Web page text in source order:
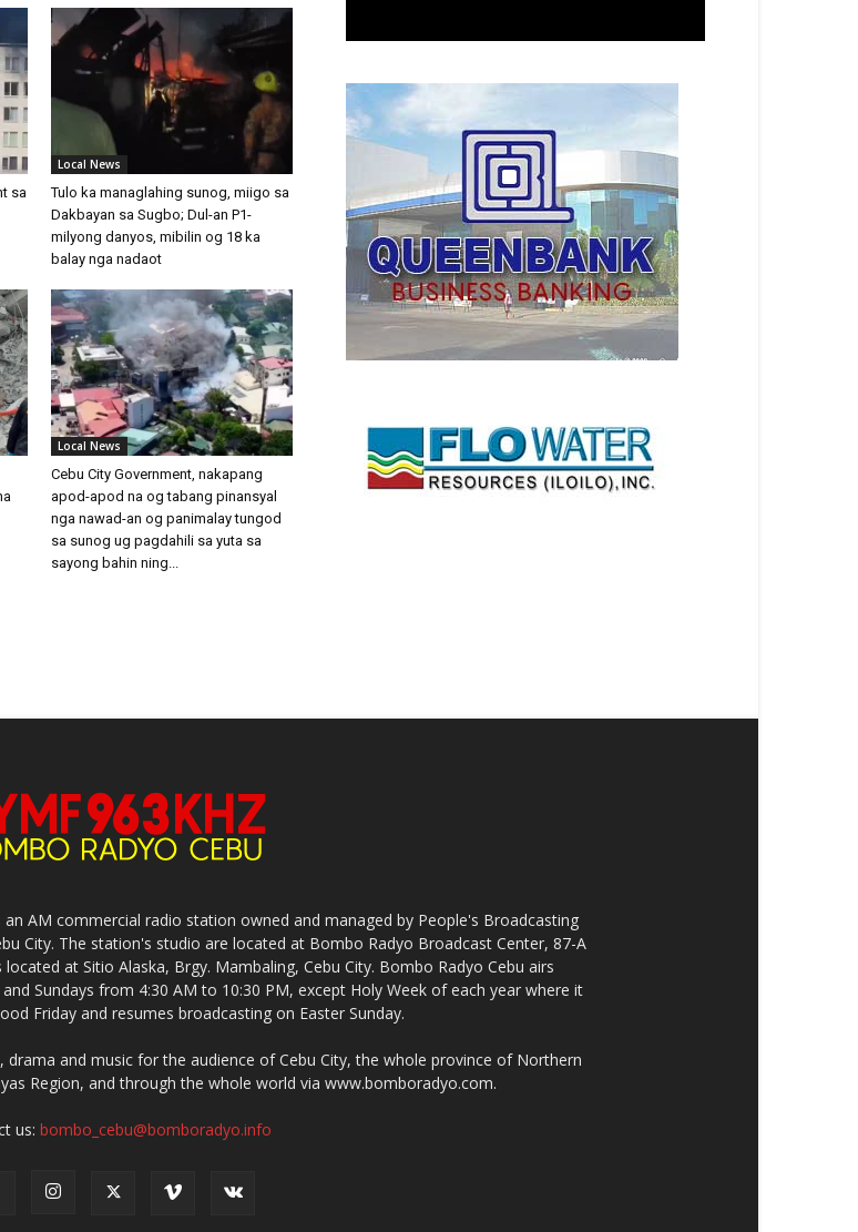
sa
Local News
Tulo ka managlahing sunog, miigo sa
Dakbayan sa Sugbo; Dul-an P1-
milyong danyos, mibilin og 18 ka
balay nga nadaot
Local News
Cebu City Government, nakapang
apod-apod na og tabang pinansyal
nga nawad-an og panimalay tungod
sa sunog ug pagdahili sa yuta sa
sayong bahin ning...
an AM commercial radio station owned and managed by People's Broadcasting
City. The station's studio are located at Bombo Radyo Broadcast Center, 87-A
at Sitio Alaska, Brgy. Mambaling, Cebu City. Bombo Radyo Cebu airs
Sundays from 4:30 AM to 10:30 PM, except Holy Week of each year where it
Friday and resumes broadcasting on Easter Sunday.
drama and music for the audience of Cebu City, the whole province of Northern
Region, and through the whole world via www.bomboradyo.com.
us: bombo_cebu@bomboradyo.info